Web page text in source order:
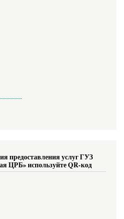
предоставления услуг ГУЗ
ЦРБ» используйте QR-код